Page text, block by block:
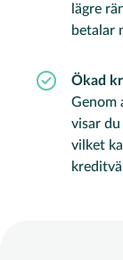
lägre
betalar
Ökad
Genom
visar
vilket